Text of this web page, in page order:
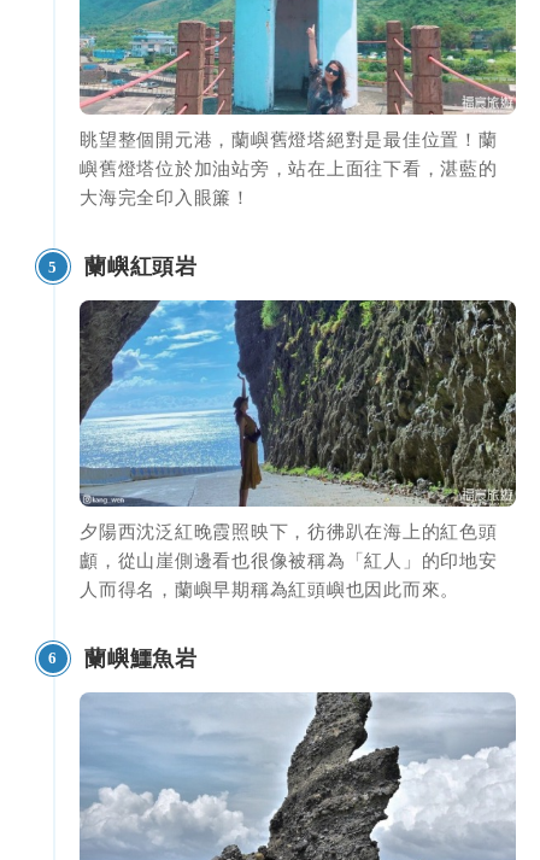
眺望整個開元港，蘭嶼舊燈塔絕對是最佳位置！蘭
嶼舊燈塔位於加油站旁，站在上面往下看，湛藍的
大海完全印入眼簾！
5 蘭嶼紅頭岩
夕陽西沈泛紅晚霞照映下，彷彿趴在海上的紅色頭
顱，從山崖側邊看也很像被稱為「紅人」的印地安
人而得名，蘭嶼早期稱為紅頭嶼也因此而來。
6 蘭嶼鱷魚岩